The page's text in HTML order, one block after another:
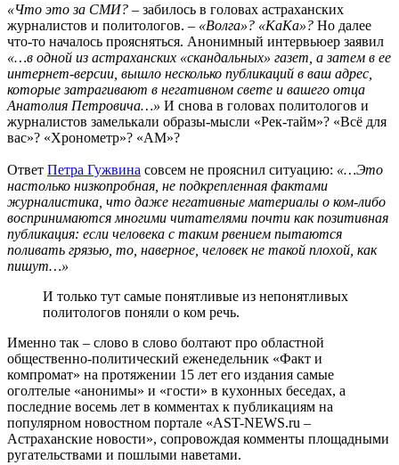
«Что это за СМИ? – забилось в головах астраханских
журналистов и политологов. – «Волга»? «КаКа»? Но далее
что-то началось проясняться. Анонимный интервьюер заявил
«…в одной из астраханских «скандальных» газет, а затем в ее
интернет-версии, вышло несколько публикаций в ваш адрес,
которые затрагивают в негативном свете и вашего отца
Анатолия Петровича…» И снова в головах политологов и
журналистов замелькали образы-мысли «Рек-тайм»? «Всё для
вас»? «Хронометр»? «АМ»?
Ответ Петра Гужвина совсем не прояснил ситуацию: «…Это
настолько низкопробная, не подкрепленная фактами
журналистика, что даже негативные материалы о ком-либо
воспринимаются многими читателями почти как позитивная
публикация: если человека с таким рвением пытаются
поливать грязью, то, наверное, человек не такой плохой, как
пишут…»
И только тут самые понятливые из непонятливых
политологов поняли о ком речь.
Именно так – слово в слово болтают про областной
общественно-политический еженедельник «Факт и
компромат» на протяжении 15 лет его издания самые
оголтелые «анонимы» и «гости» в кухонных беседах, а
последние восемь лет в комментах к публикациям на
популярном новостном портале «AST-NEWS.ru –
Астраханские новости», сопровождая комменты площадными
ругательствами и пошлыми наветами.